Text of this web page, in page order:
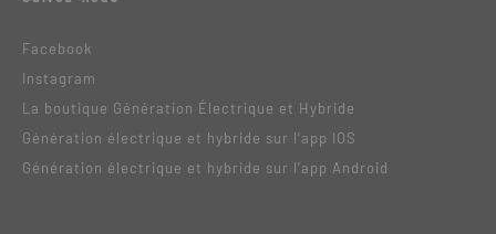
Facebook
Instagram
La boutique Génération Électrique et Hybride
Génération électrique et hybride sur l’app IOS
Génération électrique et hybride sur l’app Android